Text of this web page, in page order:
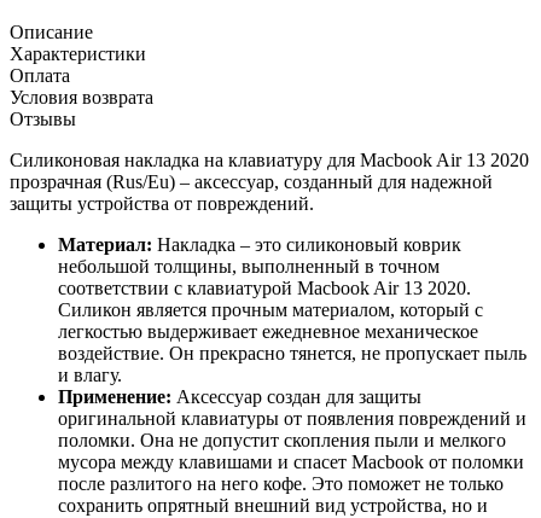
Описание
Характеристики
Оплата
Условия возврата
Отзывы
Силиконовая накладка на клавиатуру для Macbook Air 13 2020
прозрачная (Rus/Eu) – аксессуар, созданный для надежной
защиты устройства от повреждений.
Материал: Накладка – это силиконовый коврик
небольшой толщины, выполненный в точном
соответствии с клавиатурой Macbook Air 13 2020.
Силикон является прочным материалом, который с
легкостью выдерживает ежедневное механическое
воздействие. Он прекрасно тянется, не пропускает пыль
и влагу.
Применение: Аксессуар создан для защиты
оригинальной клавиатуры от появления повреждений и
поломки. Она не допустит скопления пыли и мелкого
мусора между клавишами и спасет Macbook от поломки
после разлитого на него кофе. Это поможет не только
сохранить опрятный внешний вид устройства, но и